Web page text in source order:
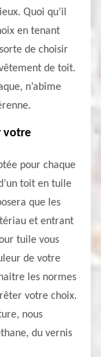
Quoi qu’il
en tenant
de choisir
de toit.
n’abîme
votre
pour chaque
toit en tuile
que les
et entrant
tuile vous
de votre
les normes
votre choix.
nous
du vernis